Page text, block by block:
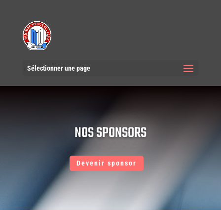
Sélectionner une page
NOS SPONSORS
Devenir sponsor